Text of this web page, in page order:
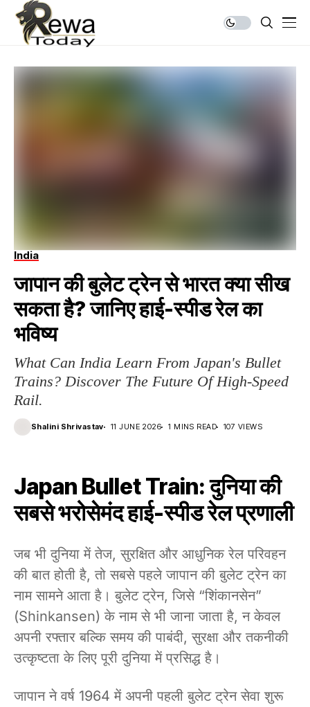
India
जापान की बुलेट ट्रेन से भारत क्या सीख
सकता है? जानिए हाई-स्पीड रेल का
भविष्य
What Can India Learn From Japan's Bullet
Trains? Discover The Future Of High-Speed
Rail.
Shalini Shrivastav 11 JUNE 2026 1 MINS READ 107 VIEWS
Japan Bullet Train: दुनिया की
सबसे भरोसेमंद हाई-स्पीड रेल प्रणाली
जब भी दुनिया में तेज, सुरक्षित और आधुनिक रेल परिवहन
की बात होती है, तो सबसे पहले जापान की बुलेट ट्रेन का
नाम सामने आता है। बुलेट ट्रेन, जिसे “शिंकानसेन”
(Shinkansen) के नाम से भी जाना जाता है, न केवल
अपनी रफ्तार बल्कि समय की पाबंदी, सुरक्षा और तकनीकी
उत्कृष्टता के लिए पूरी दुनिया में प्रसिद्ध है।
जापान ने वर्ष 1964 में अपनी पहली बुलेट ट्रेन सेवा शुरू